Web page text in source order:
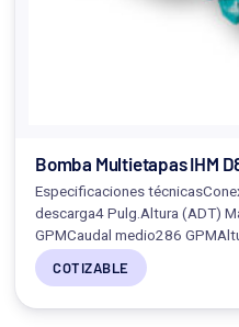
Bomba Multietapas IHM
Especificaciones
descarga4 Pulg.Altura (ADT)
GPMCaudal medio286
COTIZABLE